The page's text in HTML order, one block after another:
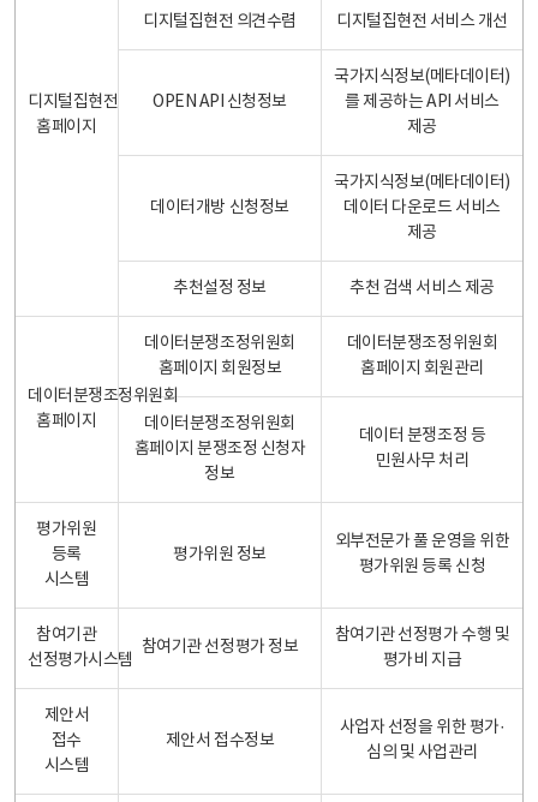
디지털집현전
홈페이지
디지털집현전 의견수렴 디지털집현전 서비스 개선
OPEN API 신청정보
국가지식정보(메타데이터)
를 제공하는 API 서비스
제공
데이터개방 신청정보
국가지식정보(메타데이터)
데이터 다운로드 서비스
제공
추천설정 정보 추천 검색 서비스 제공
데이터분쟁조정위원회
홈페이지
데이터분쟁조정위원회
홈페이지 회원정보
데이터분쟁조정위원회
홈페이지 회원관리
데이터분쟁조정위원회
홈페이지 분쟁조정 신청자
정보
데이터 분쟁조정 등
민원사무 처리
평가위원
등록
시스템
평가위원 정보
외부전문가 풀 운영을 위한
평가위원 등록 신청
참여기관
선정평가시스템
참여기관 선정평가 정보
참여기관 선정평가 수행 및
평가비 지급
제안서
접수
시스템
제안서 접수정보
사업자 선정을 위한 평가·
심의 및 사업관리